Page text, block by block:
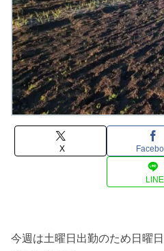
X
LINE
今週は土曜日出勤のため日曜